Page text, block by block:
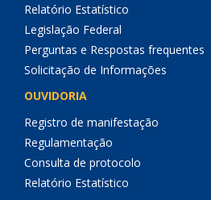
Relatório Estatístico
Legislação Federal
Perguntas e Respostas frequentes
Solicitação de Informações
OUVIDORIA
Registro de manifestação
Regulamentação
Consulta de protocolo
Relatório Estatístico